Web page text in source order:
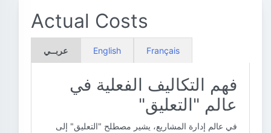
Actual Costs
عربــي English Français
فهم التكاليف الفعلية في
عالم "التعليق"
في عالم إدارة المشاريع، يشير مصطلح "التعليق" إلى